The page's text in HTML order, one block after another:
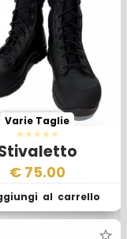
Estivo
Italiana –
Unificato 2012
Varie Taglie
€ 75.00